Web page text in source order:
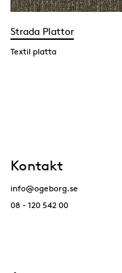
Strada Plattor
Textil platta
Kontakt
info@ogeborg.se
08 - 120 542 00